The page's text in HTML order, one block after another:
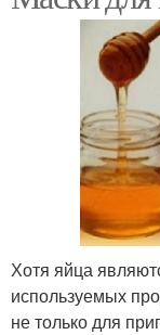
Хотя яйца
используемых
не только для